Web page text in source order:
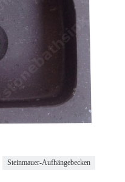
Steinmauer-Aufhängebecken